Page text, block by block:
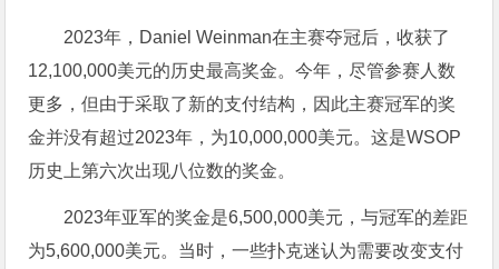
2023年，Daniel Weinman在主赛夺冠后，收获了
12,100,000美元的历史最高奖金。今年，尽管参赛人数
更多，但由于采取了新的支付结构，因此主赛冠军的奖
金并没有超过2023年，为10,000,000美元。这是WSOP
历史上第六次出现八位数的奖金。
2023年亚军的奖金是6,500,000美元，与冠军的差距
为5,600,000美元。当时，一些扑克迷认为需要改变支付